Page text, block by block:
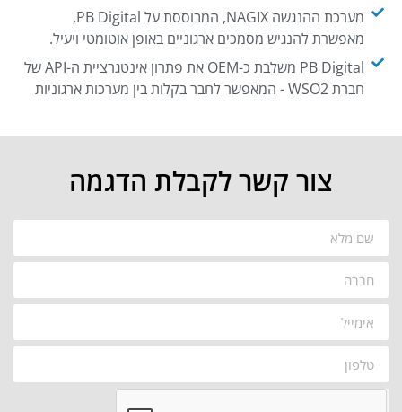
מערכת ההנגשה NAGIX, המבוססת על PB Digital,
מאפשרת להנגיש מסמכים ארגוניים באופן אוטומטי ויעיל.
PB Digital משלבת כ-OEM את פתרון אינטגרציית ה-API של
חברת WSO2 - המאפשר לחבר בקלות בין מערכות ארגוניות
צור קשר לקבלת הדגמה